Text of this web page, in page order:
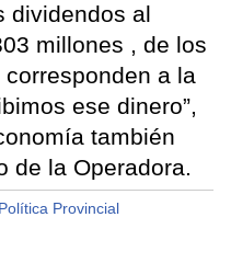
dividendos al
millones , de los
a la
ese dinero”,
también
de la Operadora.
Política Provincial